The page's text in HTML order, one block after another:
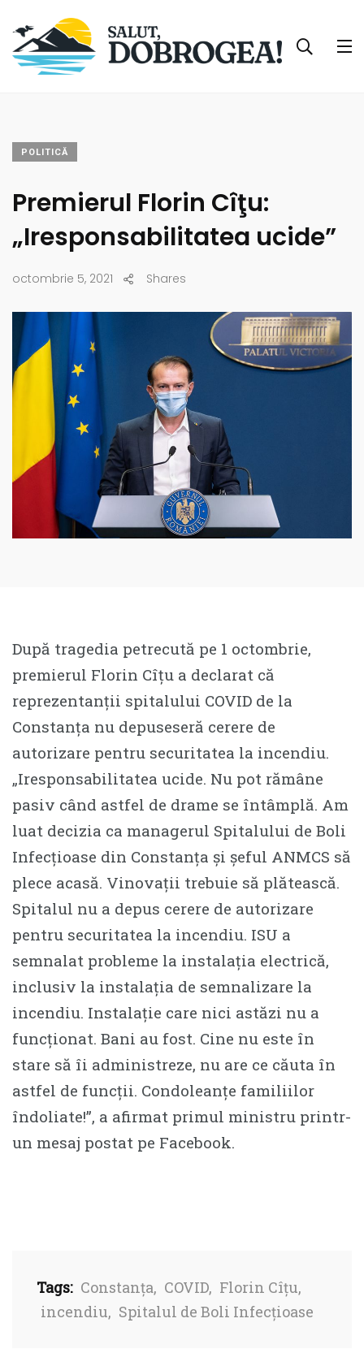
POLITICĂ
Premierul Florin Cîţu:
„Iresponsabilitatea ucide”
octombrie 5, 2021 Shares
După tragedia petrecută pe 1 octombrie,
premierul Florin Cîțu a declarat că
reprezentanții spitalului COVID de la
Constanța nu depuseseră cerere de
autorizare pentru securitatea la incendiu.
„Iresponsabilitatea ucide. Nu pot rămâne
pasiv când astfel de drame se întâmplă. Am
luat decizia ca managerul Spitalului de Boli
Infecțioase din Constanța și șeful ANMCS să
plece acasă. Vinovații trebuie să plătească.
Spitalul nu a depus cerere de autorizare
pentru securitatea la incendiu. ISU a
semnalat probleme la instalația electrică,
inclusiv la instalația de semnalizare la
incendiu. Instalație care nici astăzi nu a
funcționat. Bani au fost. Cine nu este în
stare să îi administreze, nu are ce căuta în
astfel de funcții. Condoleanțe familiilor
îndoliate!”, a afirmat primul ministru printr-
un mesaj postat pe Facebook.
Tags: Constanța, COVID, Florin Cîțu,
incendiu, Spitalul de Boli Infecțioase